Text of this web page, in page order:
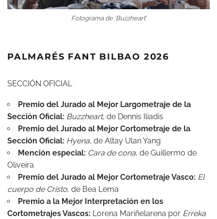
Fotograma de ‘Buzzheart’
PALMARÉS FANT BILBAO 2026
SECCIÓN OFICIAL
Premio del Jurado al Mejor Largometraje de la
Sección Oficial: Buzzheart, de Dennis Iliadis
Premio del Jurado al Mejor Cortometraje de la
Sección Oficial: Hyena, de Altay Ulan Yang
Mención especial: Cara de cona, de Guillermo de
Oliveira
Premio del Jurado al Mejor Cortometraje Vasco: El
cuerpo de Cristo, de Bea Lema
Premio a la Mejor Interpretación en los
Cortometrajes Vascos: Lorena Mariñelarena por Erreka